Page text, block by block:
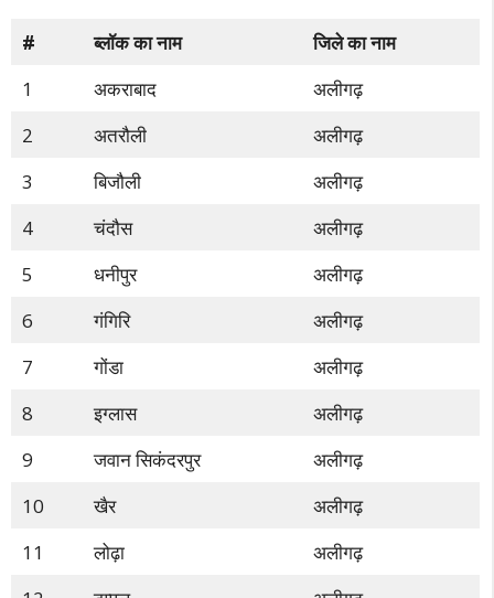
# ब्लॉक का नाम
जिले का नाम
1
अकराबाद
अलीगढ़
2
अतरौली
अलीगढ़
3
बिजौली
अलीगढ़
4
चंदौस
अलीगढ़
5
धनीपुर
अलीगढ़
6
गंगिरि
अलीगढ़
7
गोंडा
अलीगढ़
8
इग्लास
अलीगढ़
9
जवान सिकंदरपुर
अलीगढ़
10
खैर
अलीगढ़
11
लोढ़ा
अलीगढ़